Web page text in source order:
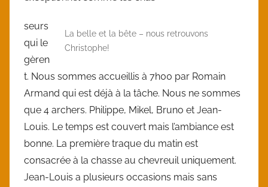
i
La belle et la bête – nous retrouvons
Christophe!
seurs
qui le
gèren
t. Nous sommes accueillis à 7h00 par Romain
Armand qui est déjà à la tâche. Nous ne sommes
que 4 archers. Philippe, Mikel, Bruno et Jean-
Louis. Le temps est couvert mais l’ambiance est
bonne. La première traque du matin est
consacrée à la chasse au chevreuil uniquement.
Jean-Louis a plusieurs occasions mais sans